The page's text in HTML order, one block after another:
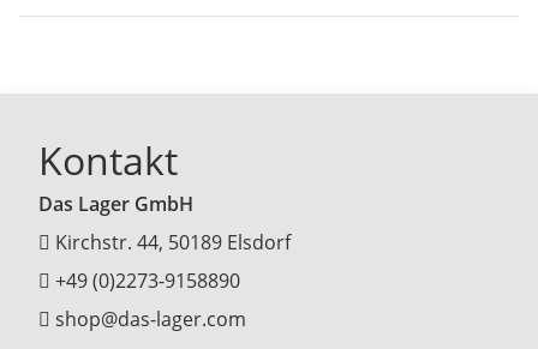
Kontakt
Das Lager GmbH
Kirchstr. 44, 50189 Elsdorf
+49 (0)2273-9158890
shop@das-lager.com